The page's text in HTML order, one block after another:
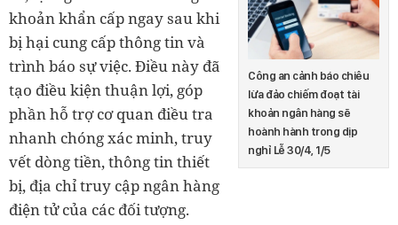
Công an cảnh báo chiêu
lừa đảo chiếm đoạt tài
khoản ngân hàng sẽ
hoành hành trong dịp
nghỉ Lễ 30/4, 1/5
khoản khẩn cấp ngay sau khi
bị hại cung cấp thông tin và
trình báo sự việc. Điều này đã
tạo điều kiện thuận lợi, góp
phần hỗ trợ cơ quan điều tra
nhanh chóng xác minh, truy
vết dòng tiền, thông tin thiết
bị, địa chỉ truy cập ngân hàng
điện tử của các đối tượng.